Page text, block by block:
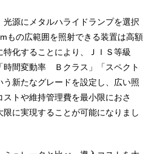
光源にメタルハライドランプを選択
もの広範囲を照射できる装置は高額
特化することにより、ＪＩＳ等級
時間変動率 Ｂクラス」「スペクト
新たなグレードを設定し、広い照
トや維持管理費を最小限におさ
に実現することが可能になりまし